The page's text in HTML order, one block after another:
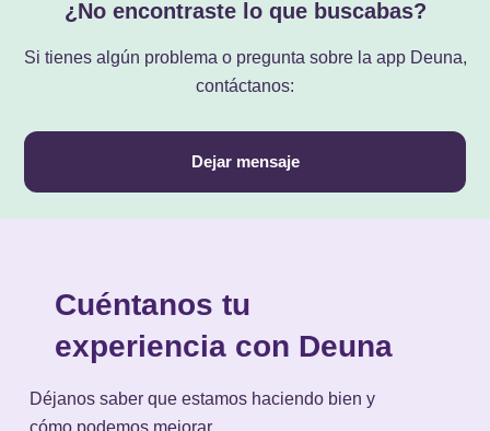
¿No encontraste lo que buscabas?
Si tienes algún problema o pregunta sobre la app Deuna,
contáctanos:
Dejar mensaje
Cuéntanos tu
experiencia con Deuna
Déjanos saber que estamos haciendo bien y